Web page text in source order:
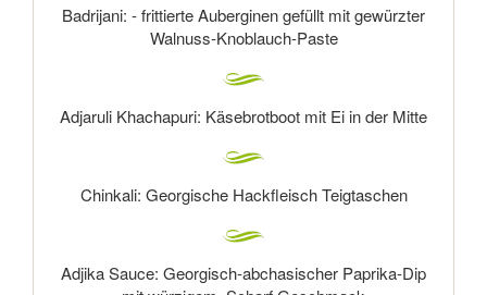
Badrijani: - frittierte Auberginen gefüllt mit gewürzter
Walnuss-Knoblauch-Paste
Adjaruli Khachapuri: Käsebrotboot mit Ei in der Mitte
Chinkali: Georgische Hackfleisch Teigtaschen
Adjika Sauce: Georgisch-abchasischer Paprika-Dip